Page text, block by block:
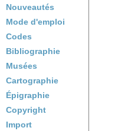
Nouveautés
Mode d'emploi
Codes
Bibliographie
Musées
Cartographie
Épigraphie
Copyright
Import